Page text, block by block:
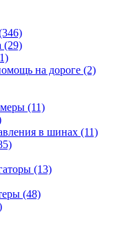
(29)
на дороге (2)
(11)
в шинах (11)
(13)
(48)